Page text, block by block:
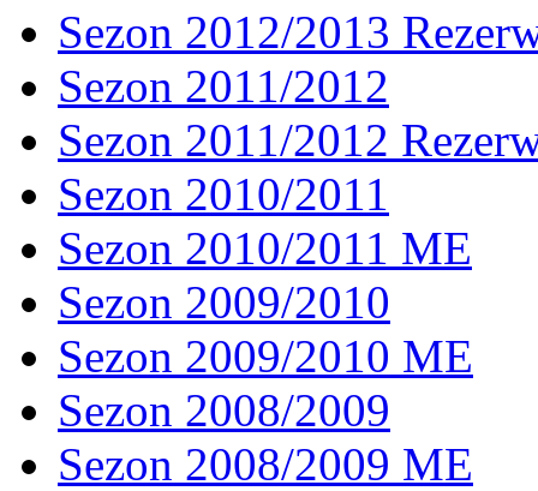
Sezon 2012/2013
Sezon 2011/2012
Sezon 2011/2012
Sezon 2010/2011
Sezon 2010/2011 ME
Sezon 2009/2010
Sezon 2009/2010 ME
Sezon 2008/2009
Sezon 2008/2009 ME